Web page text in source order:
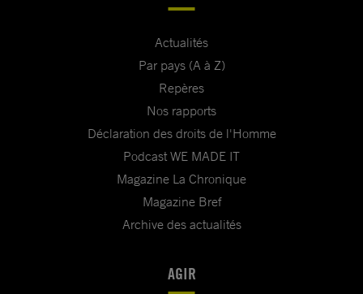
Actualités
Par pays (A à Z)
Repères
Nos rapports
Déclaration des droits de l'Homme
Podcast WE MADE IT
Magazine La Chronique
Magazine Bref
Archive des actualités
AGIR